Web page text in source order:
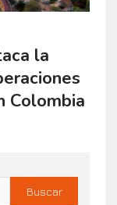
la
Colombia